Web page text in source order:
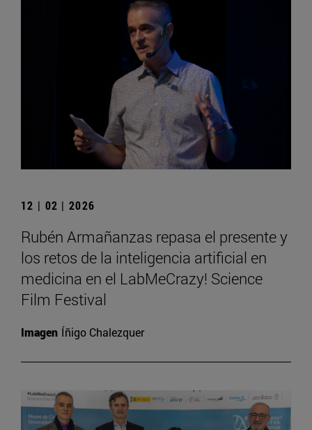
12 | 02 | 2026
Rubén Armañanzas repasa el presente y
los retos de la inteligencia artificial en
medicina en el LabMeCrazy! Science
Film Festival
Imagen Íñigo Chalezquer